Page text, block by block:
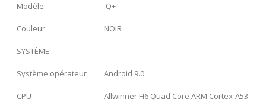
Modèle Q+
Couleur NOIR
SYSTÈME
Système opérateur Android 9.0
CPU Allwinner H6 Quad Core ARM Cortex-A53